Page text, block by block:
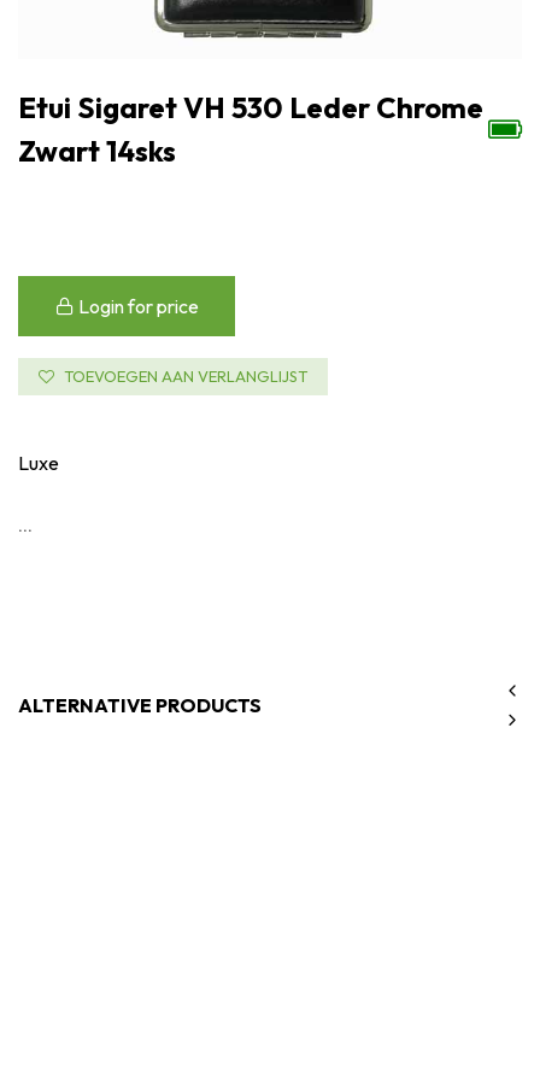
Etui Sigaret VH 530 Leder Chrome
Zwart 14sks
Login for price
TOEVOEGEN AAN VERLANGLIJST
Luxe
...
ALTERNATIVE PRODUCTS